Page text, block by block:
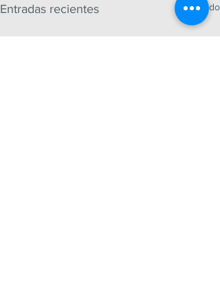
Entradas recientes Ver todo